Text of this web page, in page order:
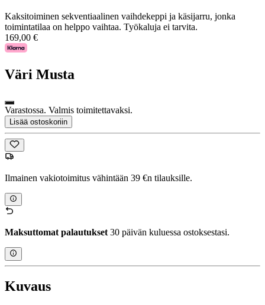
Kaksitoiminen sekventiaalinen vaihdekeppi ja käsijarru, jonka
toimintatilaa on helppo vaihtaa. Työkaluja ei tarvita.
169,00 €
Väri Musta
Varastossa. Valmis toimitettavaksi.
Lisää ostoskoriin
Ilmainen vakiotoimitus vähintään 39 €n tilauksille.
Maksuttomat palautukset30 päivän kuluessa ostoksestasi.
Kuvaus